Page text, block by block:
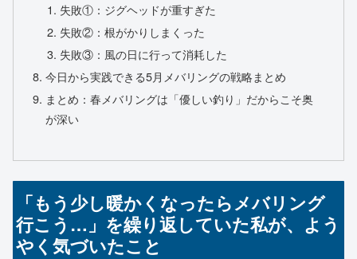
失敗①：ジグヘッドが重すぎた
失敗②：根がかりしまくった
失敗③：風の日に行って消耗した
今日から実践できる5月メバリングの戦略まとめ
まとめ：春メバリングは「優しい釣り」だからこそ奥
が深い
「もう少し暖かくなったらメバリング
行こう…」を繰り返していた私が、よう
やく気づいたこと